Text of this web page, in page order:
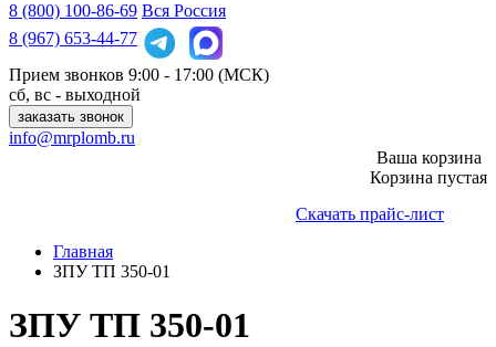
8 (800) 100-86-69 Вся Россия
8 (967) 653-44-77
Прием звонков 9:00 - 17:00 (МСК)
сб, вс - выходной
заказать звонок
info@mrplomb.ru
Ваша корзина
Корзина пустая
Скачать прайс-лист
Главная
ЗПУ ТП 350-01
ЗПУ ТП 350-01